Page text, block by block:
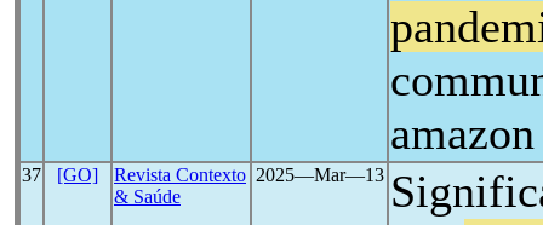
amazon
37 [GO]
Revista Contexto
& Saúde
2025―Mar―13